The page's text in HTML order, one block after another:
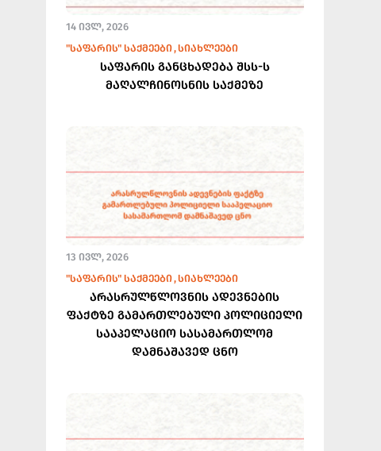
14 ᲘᲕᲚ, 2026
"ᲡᲐᲤᲐᲠᲘᲡ" ᲡᲐᲥᲛᲔᲔᲑᲘ ᲡᲘᲐᲮᲚᲔᲔᲑᲘ
საფარის განცხადება შსს-ს
მაღალჩინოსნის საქმეზე
13 ᲘᲕᲚ, 2026
"ᲡᲐᲤᲐᲠᲘᲡ" ᲡᲐᲥᲛᲔᲔᲑᲘ ᲡᲘᲐᲮᲚᲔᲔᲑᲘ
არასრულწლოვნის ადევნების
ფაქტზე გამართლებული პოლიციელი
სააპელაციო სასამართლომ
დამნაშავედ ცნო